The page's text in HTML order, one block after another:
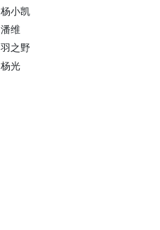
杨小凯
潘维
羽之野
杨光